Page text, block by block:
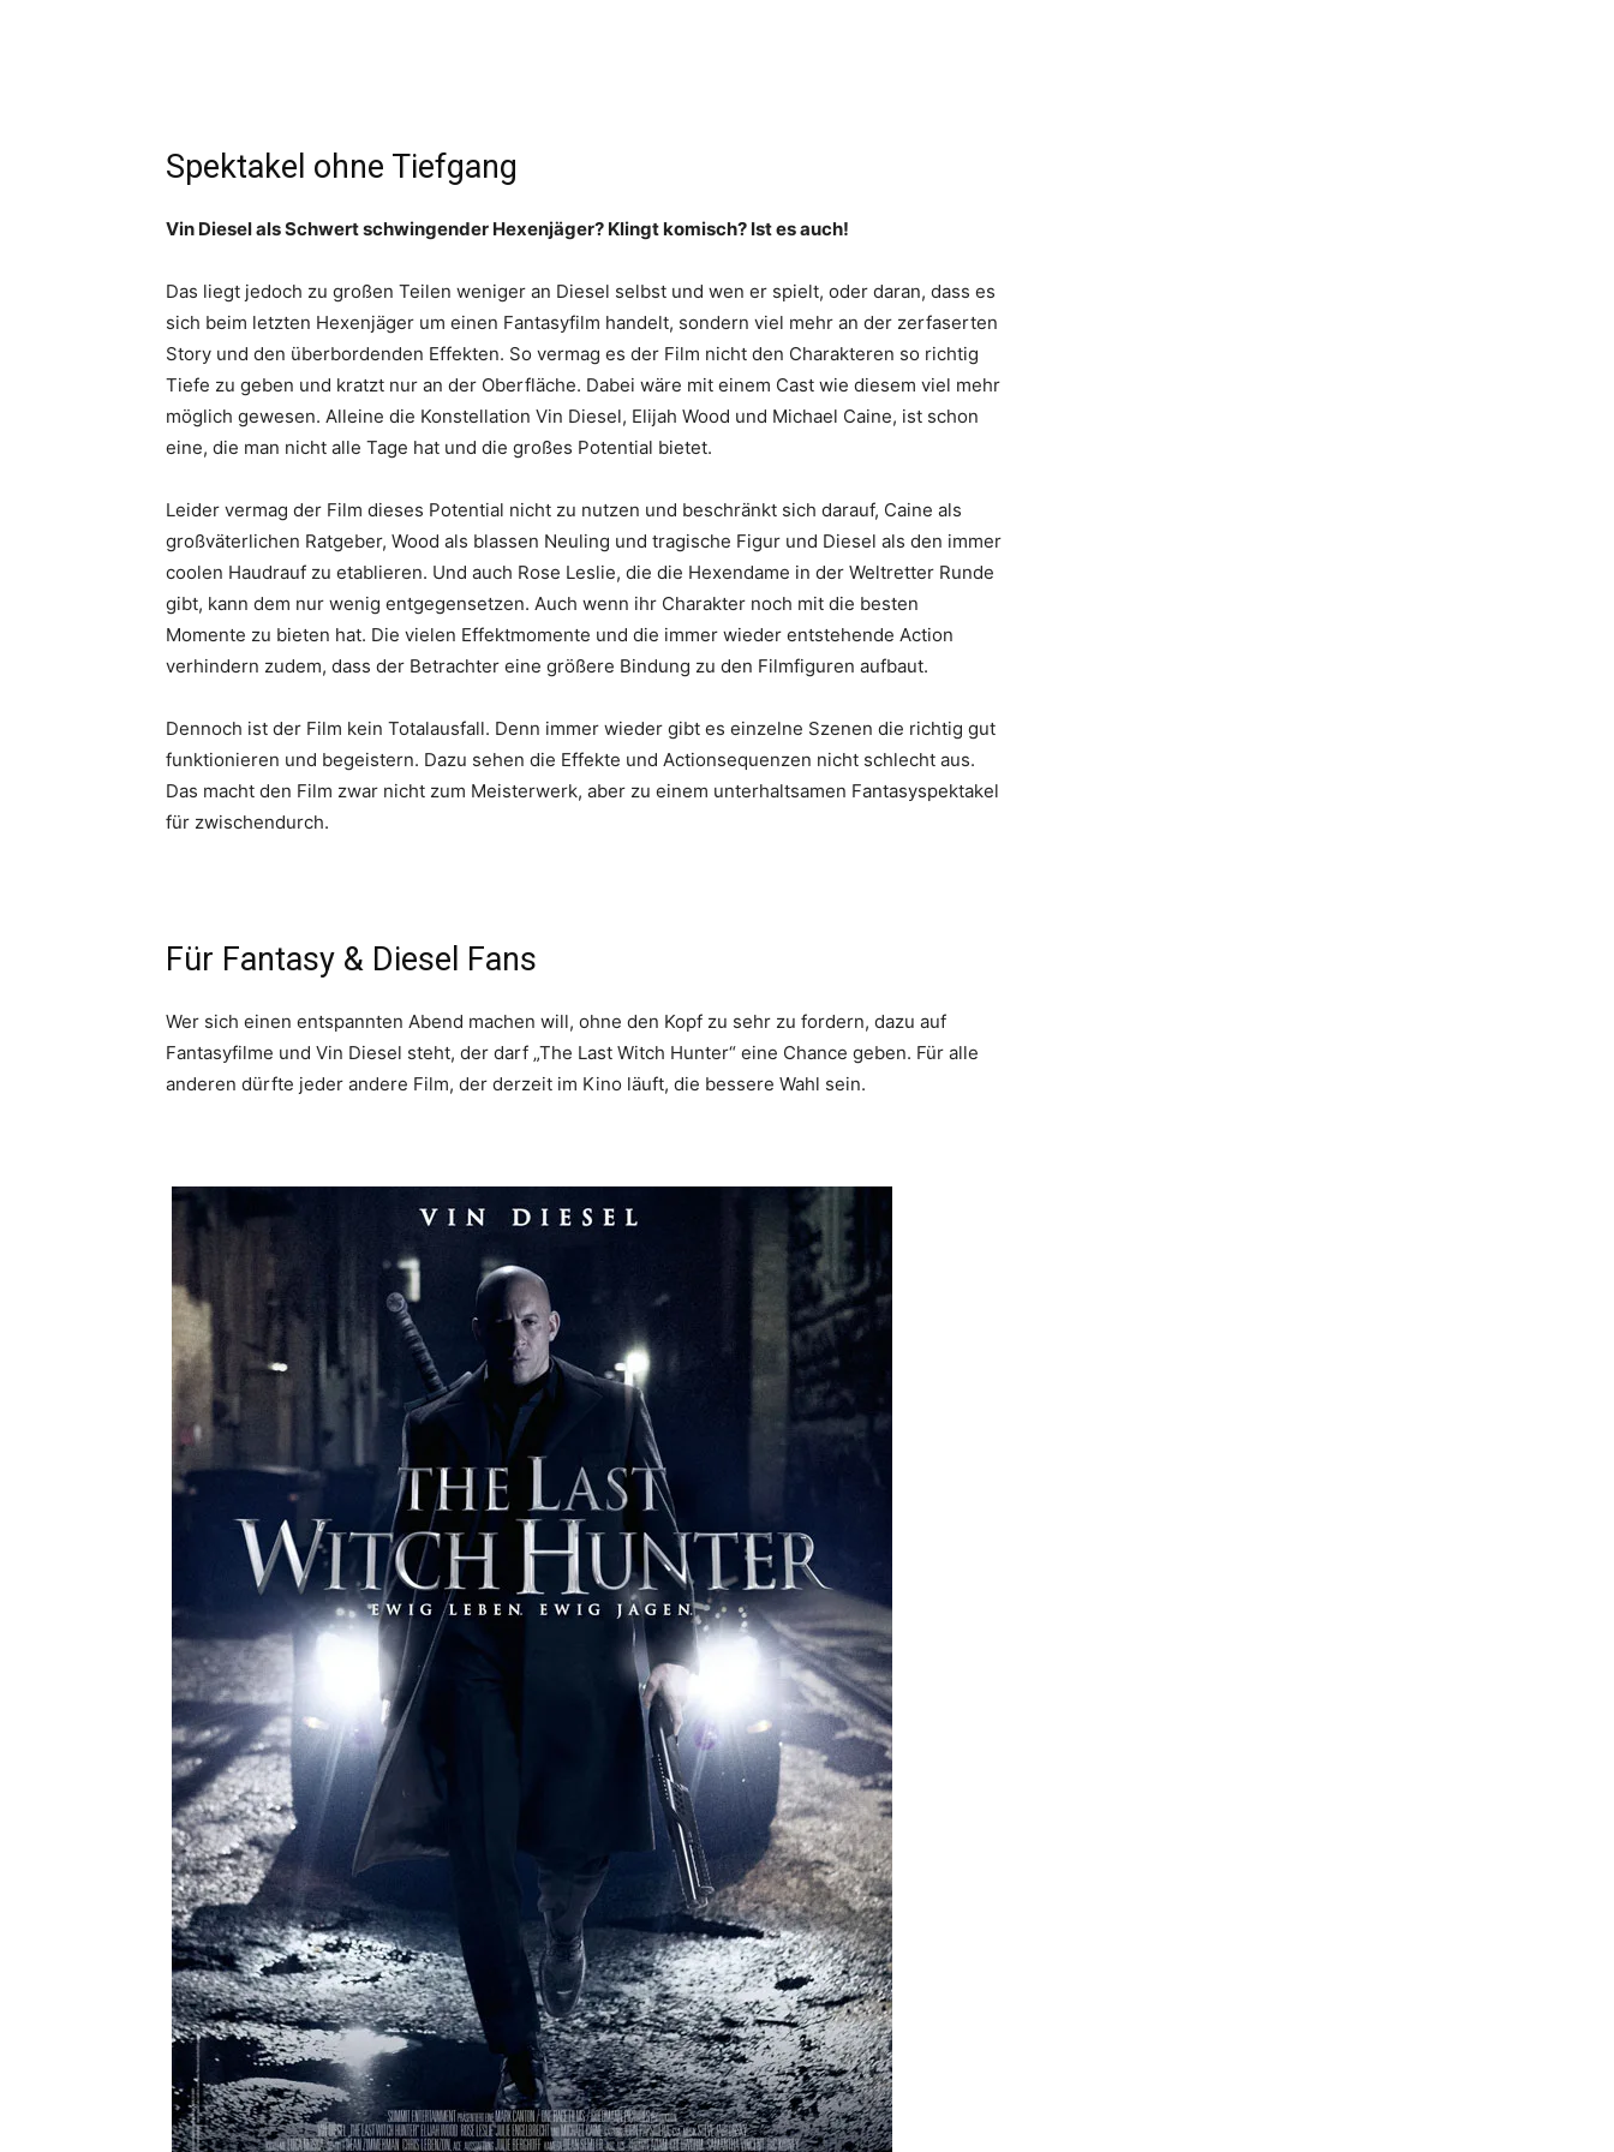
Spektakel ohne Tiefgang
Vin Diesel als Schwert schwingender Hexenjäger? Klingt komisch? Ist es auch!
Das liegt jedoch zu großen Teilen weniger an Diesel selbst und wen er spielt, oder daran, dass es
sich beim letzten Hexenjäger um einen Fantasyfilm handelt, sondern viel mehr an der zerfaserten
Story und den überbordenden Effekten. So vermag es der Film nicht den Charakteren so richtig
Tiefe zu geben und kratzt nur an der Oberfläche. Dabei wäre mit einem Cast wie diesem viel mehr
möglich gewesen. Alleine die Konstellation Vin Diesel, Elijah Wood und Michael Caine, ist schon
eine, die man nicht alle Tage hat und die großes Potential bietet.
Leider vermag der Film dieses Potential nicht zu nutzen und beschränkt sich darauf, Caine als
großväterlichen Ratgeber, Wood als blassen Neuling und tragische Figur und Diesel als den immer
coolen Haudrauf zu etablieren. Und auch Rose Leslie, die die Hexendame in der Weltretter Runde
gibt, kann dem nur wenig entgegensetzen. Auch wenn ihr Charakter noch mit die besten
Momente zu bieten hat. Die vielen Effektmomente und die immer wieder entstehende Action
verhindern zudem, dass der Betrachter eine größere Bindung zu den Filmfiguren aufbaut.
Dennoch ist der Film kein Totalausfall. Denn immer wieder gibt es einzelne Szenen die richtig gut
funktionieren und begeistern. Dazu sehen die Effekte und Actionsequenzen nicht schlecht aus.
Das macht den Film zwar nicht zum Meisterwerk, aber zu einem unterhaltsamen Fantasyspektakel
für zwischendurch.
Für Fantasy & Diesel Fans
Wer sich einen entspannten Abend machen will, ohne den Kopf zu sehr zu fordern, dazu auf
Fantasyfilme und Vin Diesel steht, der darf „The Last Witch Hunter“ eine Chance geben. Für alle
anderen dürfte jeder andere Film, der derzeit im Kino läuft, die bessere Wahl sein.